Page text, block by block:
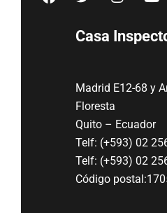
Casa
Madrid E12-68 y
Floresta
Quito – Ecuador
Telf: (+593) 02
Telf: (+593) 02
Código